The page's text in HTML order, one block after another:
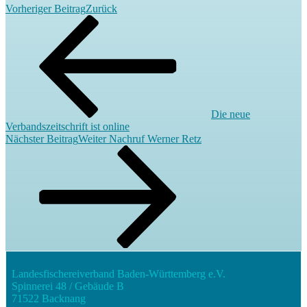
Vorheriger BeitragZurück
Die neue
Verbandszeitschrift ist online
Nächster BeitragWeiter Nachruf Werner Retz
Landesfischereiverband Baden-Württemberg e.V.
Spinnerei 48 / Gebäude B
71522 Backnang